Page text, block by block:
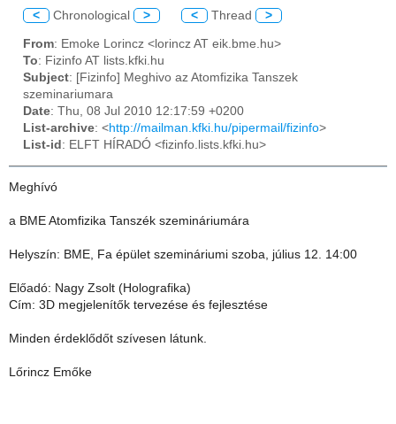
< Chronological > < Thread >
From: Emoke Lorincz <lorincz AT eik.bme.hu>
To: Fizinfo AT lists.kfki.hu
Subject: [Fizinfo] Meghivo az Atomfizika Tanszek
szeminariumara
Date: Thu, 08 Jul 2010 12:17:59 +0200
List-archive: <http://mailman.kfki.hu/pipermail/fizinfo>
List-id : ELFT HÍRADÓ <fizinfo.lists.kfki.hu>
Meghívó
a BME Atomfizika Tanszék szemináriumára
Helyszín: BME, Fa épület szemináriumi szoba, július 12. 14:00
Előadó: Nagy Zsolt (Holografika)
Cím: 3D megjelenítők tervezése és fejlesztése
Minden érdeklődőt szívesen látunk.
Lőrincz Emőke